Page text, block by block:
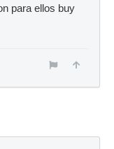
para ellos buy